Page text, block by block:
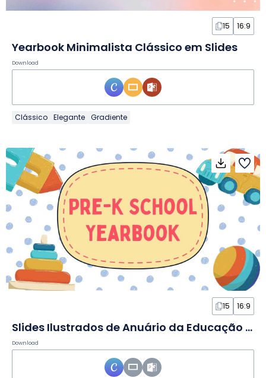
15 16:9
Yearbook Minimalista Clássico em Slides
Download
Clássico Elegante Gradiente
15 16:9
Slides Ilustrados de Anuário da Educação Infantil
Download